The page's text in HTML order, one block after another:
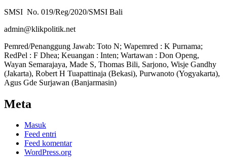
SMSI No. 019/Reg/2020/SMSI Bali
admin@klikpolitik.net
Pemred/Penanggung Jawab: Toto N; Wapemred : K Purnama;
RedPel : F Dhea; Keuangan : Inten; Wartawan : Don Openg,
Wayan Semarajaya, Made S, Thomas Bili, Sarjono, Wisje Gandhy
(Jakarta), Robert H Tuapattinaja (Bekasi), Purwanoto (Yogyakarta),
Agus Gde Surjawan (Banjarmasin)
Meta
Masuk
Feed entri
Feed komentar
WordPress.org